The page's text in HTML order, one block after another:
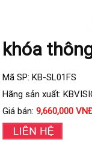
Camera Visionhitech
Camera KBVISION
Camera
Đầu ghi Analog
Đầu ghi HDParagon
khóa
Mã SP: KB-SL01FS
Hãng sản xuất:
Giá bán:9,660,000